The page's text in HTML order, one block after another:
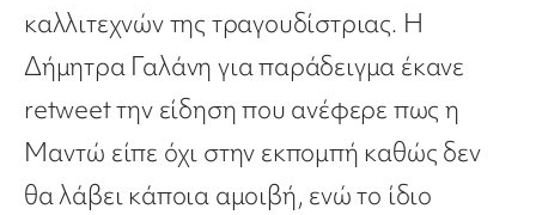
καλλιτεχνών της τραγουδίστριας. Η
Δήμητρα Γαλάνη για παράδειγμα έκανε
retweet την είδηση που ανέφερε πως η
Μαντώ είπε όχι στην εκπομπή καθώς δεν
θα λάβει κάποια αμοιβή, ενώ το ίδιο